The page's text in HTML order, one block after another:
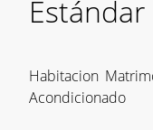
Estándar
Habitacion
Acondicionado